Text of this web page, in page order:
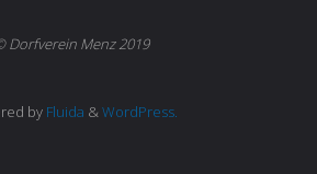
Dorfverein Menz 2019
by Fluida & WordPress.